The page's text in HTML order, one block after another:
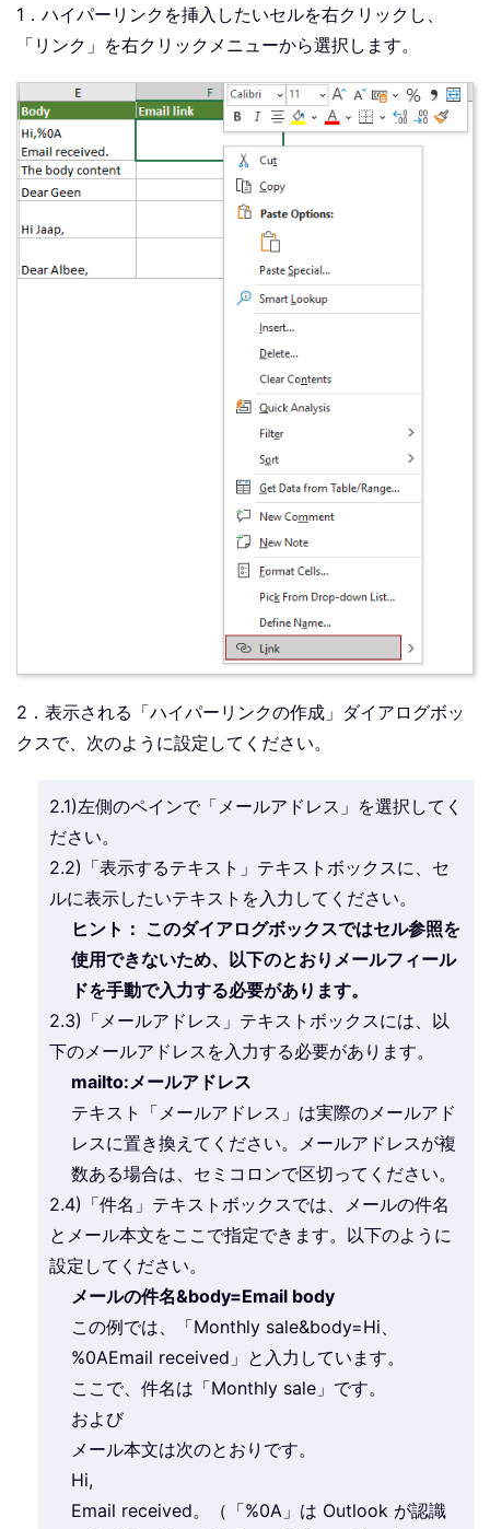
1．ハイパーリンクを挿入したいセルを右クリックし、
「リンク」を右クリックメニューから選択します。
2．表示される「ハイパーリンクの作成」ダイアログボッ
クスで、次のように設定してください。
2.1)左側のペインで「メールアドレス」を選択してく
ださい。
2.2)「表示するテキスト」テキストボックスに、セ
ルに表示したいテキストを入力してください。
ヒント： このダイアログボックスではセル参照を
使用できないため、以下のとおりメールフィール
ドを手動で入力する必要があります。
2.3)「メールアドレス」テキストボックスには、以
下のメールアドレスを入力する必要があります。
mailto:メールアドレス
テキスト「メールアドレス」は実際のメールアド
レスに置き換えてください。メールアドレスが複
数ある場合は、セミコロンで区切ってください。
2.4)「件名」テキストボックスでは、メールの件名
とメール本文をここで指定できます。以下のように
設定してください。
メールの件名&body=Email body
この例では、「Monthly sale&body=Hi、
%0AEmail received」と入力しています。
ここで、件名は「Monthly sale」です。
および
メール本文は次のとおりです。
Hi,
Email received。（「%0A」は Outlook が認識